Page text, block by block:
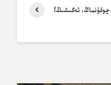
چوقۇنماڭ، ئەگىشىڭ!